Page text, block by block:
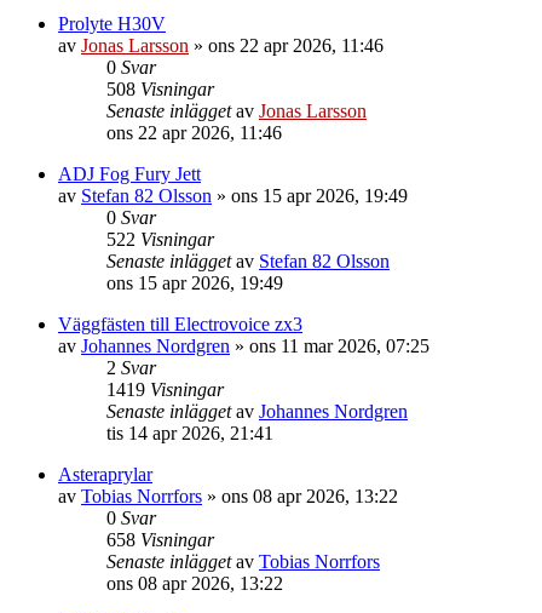
Prolyte H30V
av Jonas Larsson » ons 22 apr 2026, 11:46
0 Svar
508 Visningar
Senaste inläggetav Jonas Larsson
ons 22 apr 2026, 11:46
ADJ Fog Fury Jett
av Stefan 82 Olsson » ons 15 apr 2026, 19:49
0 Svar
522 Visningar
Senaste inläggetav Stefan 82 Olsson
ons 15 apr 2026, 19:49
Väggfästen till Electrovoice zx3
av Johannes Nordgren » ons 11 mar 2026, 07:25
2 Svar
1419 Visningar
Senaste inläggetav Johannes Nordgren
tis 14 apr 2026, 21:41
Asteraprylar
av Tobias Norrfors » ons 08 apr 2026, 13:22
0 Svar
658 Visningar
Senaste inläggetav Tobias Norrfors
ons 08 apr 2026, 13:22